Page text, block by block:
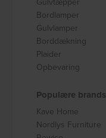
Bordlamper
Gulvlamper
Borddækning
Plaider
Opbevaring
Populære brands
Kave Home
Nordlys Furniture